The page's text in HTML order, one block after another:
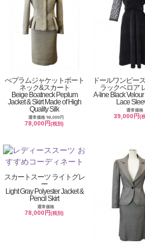
ぺプラムジャケットボート
ネック&スカート
Beige Boatneck Peplum
Jacket & Skirt Made of High
Quality Silk
通常価格 98,000円
78,000円(税別)
ドールワンピー
ラックベロア
A-line Black
Lace
通常価格
39,000円(
スカートスーツ ライトグレ
ー
Light Gray Polyester Jacket &
Pencil Skirt
通常価格
78,000円(税別)